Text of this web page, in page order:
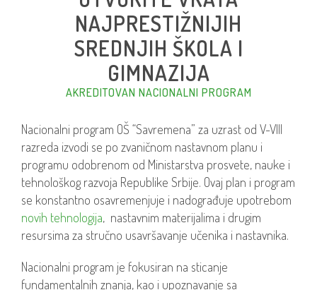
NAJPRESTIŽNIJIH
SREDNJIH ŠKOLA I
GIMNAZIJA
AKREDITOVAN NACIONALNI PROGRAM
Nacionalni program OŠ “Savremena” za uzrast od V-VIII
razreda izvodi se po zvaničnom nastavnom planu i
programu odobrenom od Ministarstva prosvete, nauke i
tehnološkog razvoja Republike Srbije. Ovaj plan i program
se konstantno osavremenjuje i nadograđuje upotrebom
novih tehnologija, nastavnim materijalima i drugim
resursima za stručno usavršavanje učenika i nastavnika.
Nacionalni program je fokusiran na sticanje
fundamentalnih znanja, kao i upoznavanje sa